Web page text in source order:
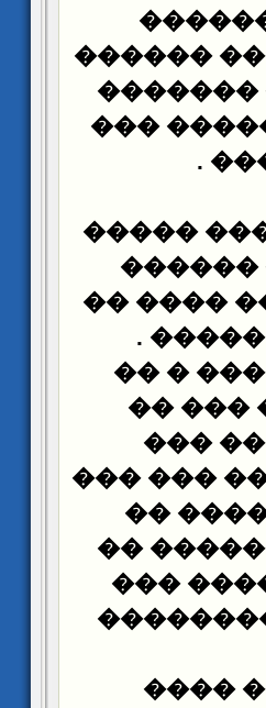
����
�
� ������
.
���� :
��
.
���� ��
�� ����
��
������
������
����
����